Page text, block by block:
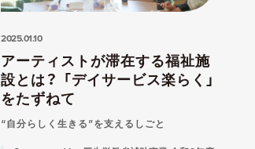
2025.01.10
アーティストが滞在する福祉施
設とは？ 「デイサービス楽らく」
をたずねて
“自分らしく生きる”を支えるしごと